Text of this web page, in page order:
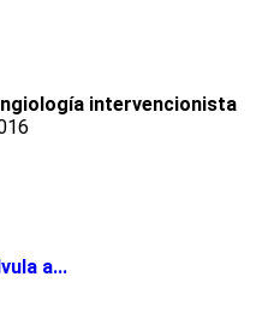
intervencionista
a...